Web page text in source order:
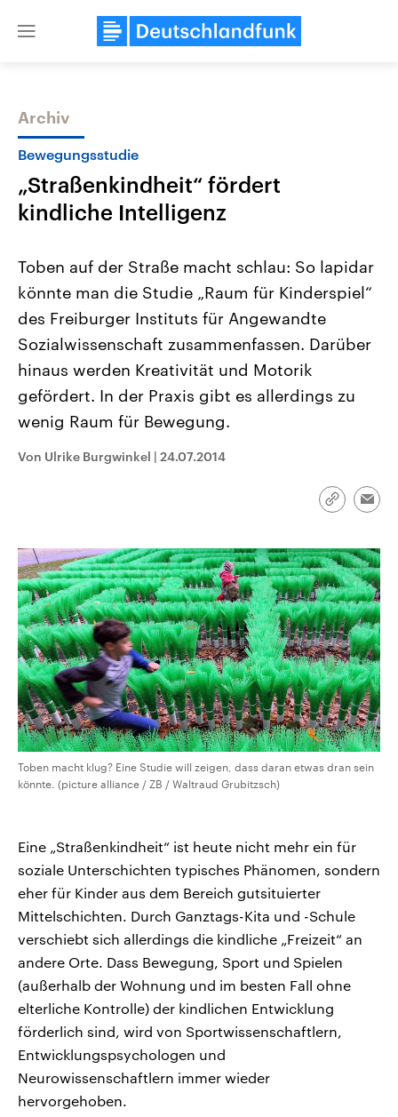
Close
Themen
Landtagswahl Sachsen-Anhalt
2026
Alle Informationen
Sachsen-Anhalt wählt am 6.
September 2026 einen neuen
Landtag. Seit 2021 wird das
Bundesland von einer Koalition aus
CDU, SPD und FDP regiert.-
Umfragen, Prognosen,
und Hintergründe zu den Parteien
und Kandidaten der anstehenden
Aktuelle Beiträge,
Hintergründe
Wirtschaftlich und
gehören die Vereinigten
den mächtigsten Ländern
mit großem Einfluss auf
aktuelle Weltgeschehen.
Sendungen Programm Podcasts
Archiv
Bewegungsstudie
„Straßenkindheit“ fördert
kindliche Intelligenz
Toben auf der Straße macht schlau: So lapidar
könnte man die Studie „Raum für Kinderspiel“
des Freiburger Instituts für Angewandte
Sozialwissenschaft zusammenfassen. Darüber
hinaus werden Kreativität und Motorik
gefördert. In der Praxis gibt es allerdings zu
wenig Raum für Bewegung.
Von Ulrike Burgwinkel | 24.07.2014
Link
Toben macht klug? Eine Studie will zeigen, dass daran etwas dran sein
könnte. (picture alliance / ZB / Waltraud Grubitzsch)
Eine „Straßenkindheit“ ist heute nicht mehr ein für
soziale Unterschichten typisches Phänomen, sondern
eher für Kinder aus dem Bereich gutsituierter
Mittelschichten. Durch Ganztags-Kita und -Schule
verschiebt sich allerdings die kindliche „Freizeit“ an
andere Orte. Dass Bewegung, Sport und Spielen
(außerhalb der Wohnung und im besten Fall ohne
elterliche Kontrolle) der kindlichen Entwicklung
förderlich sind, wird von Sportwissenschaftlern,
Entwicklungspsychologen und
Neurowissenschaftlern immer wieder
hervorgehoben.